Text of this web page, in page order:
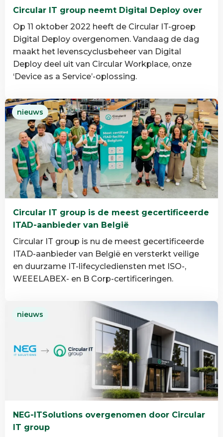
Circular IT group neemt Digital Deploy over
Op 11 oktober 2022 heeft de Circular IT-groep
Digital Deploy overgenomen. Vandaag de dag
maakt het levenscyclusbeheer van Digital
Deploy deel uit van Circular Workplace, onze
‘Device as a Service’-oplossing.
Lees
meer
over
Circular
IT
group
neemt
Digital
over
nieuws
Circular IT group is de meest gecertificeerde
ITAD-aanbieder van België
Circular IT group is nu de meest gecertificeerde
ITAD-aanbieder van België en versterkt veilige
en duurzame IT-lifecyclediensten met ISO-,
WEEELABEX- en B Corp-certificeringen.
meer
Circular
gecertificeerde
ITAD-
nieuws
NEG-ITSolutions overgenomen door Circular
IT group